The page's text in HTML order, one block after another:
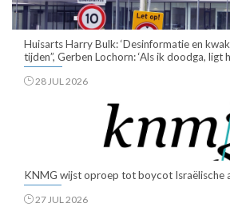
Huisarts Harry Bulk: ‘Desinformatie en
tijden”, Gerben Lochorn: ‘Als ik doodga, ligt
28 JUL 2026
KNMG wijst oproep tot boycot Israëlische
27 JUL 2026